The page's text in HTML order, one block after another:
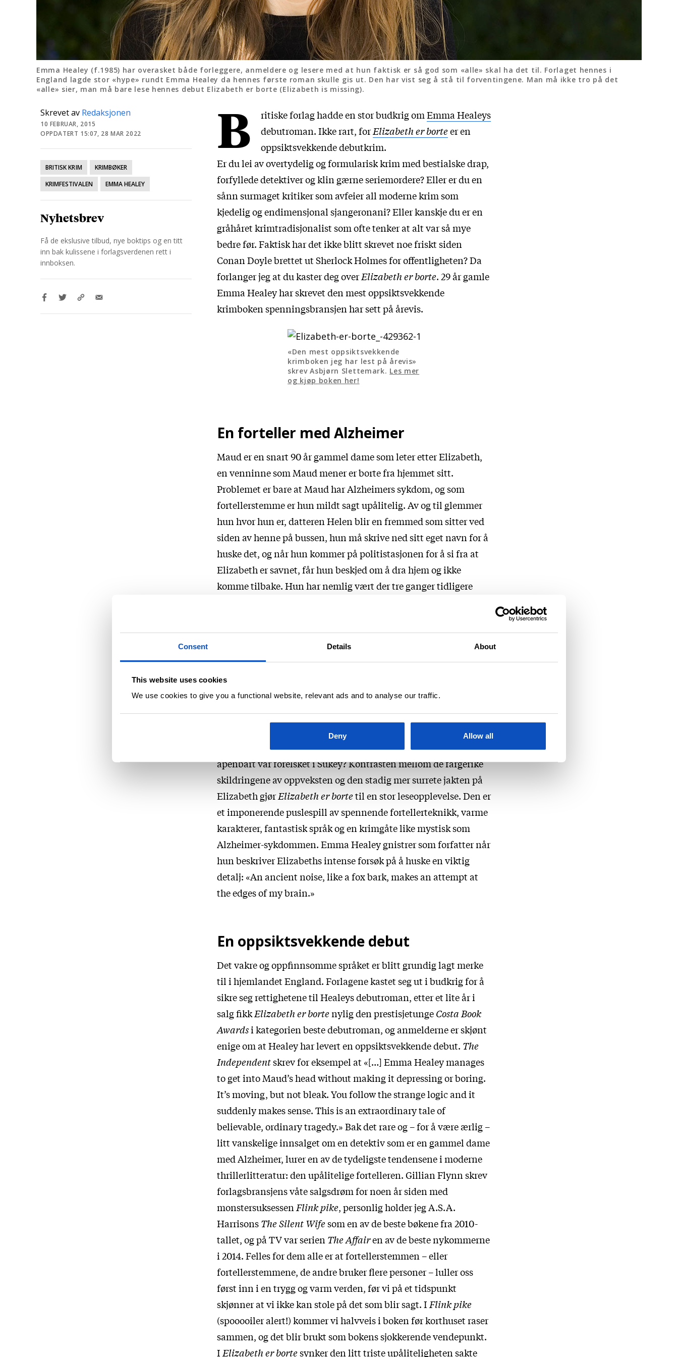
Consent Details About
This website uses cookies
We use cookies to give you a functional website, relevant ads and to analyse our traffic.
Deny Allow all
Emma Healey (f.1985) har overasket både forleggere, anmeldere og lesere med at hun faktisk er så god som «alle» skal ha det til. Forlaget hennes i
England lagde stor «hype» rundt Emma Healey da hennes første roman skulle gis ut. Den har vist seg å stå til forventingene. Man må ikke tro på det
«alle» sier, man må bare lese hennes debut Elizabeth er borte (Elizabeth is missing).
Skrevet av Redaksjonen
10 FEBRUAR, 2015
OPPDATERT 15:07, 28 MAR 2022
BRITISK KRIM
KRIMBØKER
KRIMFESTIVALEN
EMMA HEALEY
Nyhetsbrev
Få de ekslusive tilbud, nye boktips og en titt
inn bak kulissene i forlagsverdenen rett i
innboksen.
B ritiske forlag hadde en stor budkrig omEmma Healeys
debutroman. Ikke rart, forElizabeth er borteer en
oppsiktsvekkende debutkrim.
Er du lei av overtydelig og formularisk krim med bestialske drap,
forfyllede detektiver og klin gærne seriemordere? Eller er du en
sånn surmaget kritiker som avfeier all moderne krim som
kjedelig og endimensjonal sjangeronani? Eller kanskje du er en
gråhåret krimtradisjonalist som ofte tenker at alt var så mye
bedre før. Faktisk har det ikke blitt skrevet noe friskt siden
Conan Doyle brettet ut Sherlock Holmes for offentligheten? Da
forlanger jeg at du kaster deg overElizabeth er borte. 29 år gamle
Emma Healey har skrevet den mest oppsiktsvekkende
krimboken spenningsbransjen har sett på årevis.
«Den mest oppsiktsvekkende
krimboken jeg har lest på årevis»
skrev Asbjørn Slettemark. Les mer
og kjøp boken her!
En forteller med Alzheimer
Maud er en snart 90 år gammel dame som leter etter Elizabeth,
en venninne som Maud mener er borte fra hjemmet sitt.
Problemet er bare at Maud har Alzheimers sykdom, og som
fortellerstemme er hun mildt sagt upålitelig. Av og til glemmer
hun hvor hun er, datteren Helen blir en fremmed som sitter ved
siden av henne på bussen, hun må skrive ned sitt eget navn for å
huske det, og når hun kommer på politistasjonen for å si fra at
Elizabeth er savnet, får hun beskjed om å dra hjem og ikke
komme tilbake. Hun har nemlig vært der tre ganger tidligere
å bli geleidet av Maud, men samtidig har hun nok øyeblikk av
klarhet til at vi forstår at hun er ikke helt på viddene. Vi vil at
hun skal lykkes, og vi forstår hvor frustrasjonen hennes kommer
fra. Noe har skjedd, men er det egentlig Elizabeth som er
hovedpersonen? Maud er glassklar når hun mimrer tilbake til
barndommen i etterkrigs-London, da søsteren Sukey forsvant
etter en krangel med sin upålitelige ektemann Frank. Og hva er
det egentlig som feiler den skumle leieboeren Douglas, som
åpenbart var forelsket i Sukey? Kontrasten mellom de fargerike
skildringene av oppveksten og den stadig mer surrete jakten på
Elizabeth gjørElizabeth er bortetil en stor leseopplevelse. Den er
et imponerende puslespill av spennende fortellerteknikk, varme
karakterer, fantastisk språk og en krimgåte like mystisk som
Alzheimer-sykdommen. Emma Healey gnistrer som forfatter når
hun beskriver Elizabeths intense forsøk på å huske en viktig
detalj: «An ancient noise, like a fox bark, makes an attempt at
the edges of my brain.»
En oppsiktsvekkende debut
Det vakre og oppfinnsomme språket er blitt grundig lagt merke
til i hjemlandet England. Forlagene kastet seg ut i budkrig for å
sikre seg rettighetene til Healeys debutroman, etter et lite år i
salg fikkElizabeth er bortenylig den prestisjetungeCosta Book
Awardsi kategorien beste debutroman, og anmelderne er skjønt
enige om at Healey har levert en oppsiktsvekkende debut. The
Independentskrev for eksempel at «[…] Emma Healey manages
to get into Maud’s head without making it depressing or boring.
It’s moving, but not bleak. You follow the strange logic and it
suddenly makes sense. This is an extraordinary tale of
believable, ordinary tragedy.» Bak det rare og – for å være ærlig –
litt vanskelige innsalget om en detektiv som er en gammel dame
med Alzheimer, lurer en av de tydeligste tendensene i moderne
thrillerlitteratur: den upålitelige fortelleren. Gillian Flynn skrev
forlagsbransjens våte salgsdrøm for noen år siden med
monstersuksessen Flink pike, personlig holder jeg A.S.A.
HarrisonsThe Silent Wifesom en av de beste bøkene fra 2010-
tallet, og på TV var serien The Affairen av de beste nykommerne
i 2014. Felles for dem alle er at fortellerstemmen – eller
fortellerstemmene, de andre bruker flere personer – luller oss
først inn i en trygg og varm verden, før vi på et tidspunkt
skjønner at vi ikke kan stole på det som blir sagt. I Flink pike
(spooooiler alert!) kommer vi halvveis i boken før korthuset raser
sammen, og det blir brukt som bokens sjokkerende vendepunkt.
I Elizabeth er bortesynker den litt triste upåliteligheten sakte